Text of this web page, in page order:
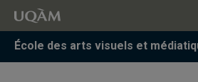
Accéder
recherche
Accéder
menu
pricipal
Accéder
zone
École des arts visuels et